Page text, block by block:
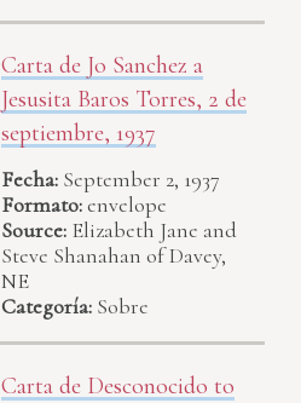
Carta de Jo Sanchez a
Jesusita Baros Torres, 2 de
septiembre, 1937
Fecha: September 2, 1937
Formato:envelope
Source: Elizabeth Jane and
Steve Shanahan of Davey,
NE
Categoría: Sobre
Carta de Desconocido to